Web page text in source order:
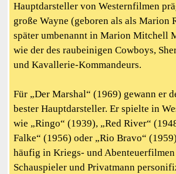
Hauptdarsteller von Westernfilmen
große Wayne (geboren als als Marion
später umbenannt in Marion Mitchell
wie der des raubeinigen Cowboys,
und Kavallerie-Kommandeurs.
Für „Der Marshal“ (1969) gewann er
bester Hauptdarsteller. Er spielte in
wie „Ringo“ (1939), „Red River“
Falke“ (1956) oder „Rio Bravo“
häufig in Kriegs- und Abenteuerfilmen
Schauspieler und Privatmann